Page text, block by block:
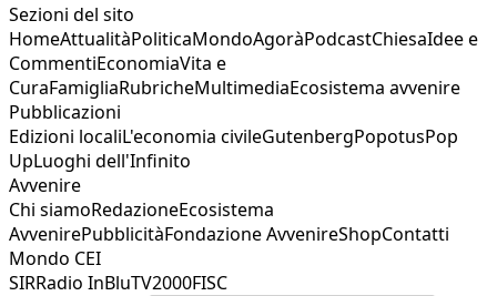
Sezioni del sito
HomeAttualitàPoliticaMondoAgoràPodcastChiesaIdee e
CommentiEconomiaVita e
CuraFamigliaRubricheMultimediaEcosistema avvenire
Pubblicazioni
Edizioni localiL'economia civileGutenbergPopotusPop
UpLuoghi dell'Infinito
Avvenire
Chi siamoRedazioneEcosistema
AvvenirePubblicitàFondazione AvvenireShopContatti
Mondo CEI
SIRRadio InBluTV2000FISC